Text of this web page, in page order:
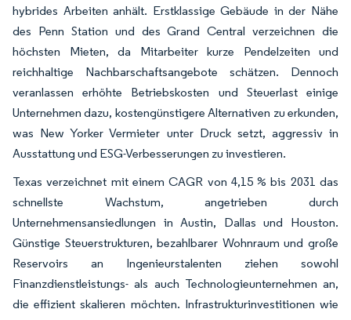
hybrides Arbeiten anhält. Erstklassige Gebäude in der Nähe
des Penn Station und des Grand Central verzeichnen die
höchsten Mieten, da Mitarbeiter kurze Pendelzeiten und
reichhaltige Nachbarschaftsangebote schätzen. Dennoch
veranlassen erhöhte Betriebskosten und Steuerlast einige
Unternehmen dazu, kostengünstigere Alternativen zu erkunden,
was New Yorker Vermieter unter Druck setzt, aggressiv in
Ausstattung und ESG-Verbesserungen zu investieren.
Texas verzeichnet mit einem CAGR von 4,15 % bis 2031 das
schnellste Wachstum, angetrieben durch
Unternehmensansiedlungen in Austin, Dallas und Houston.
Günstige Steuerstrukturen, bezahlbarer Wohnraum und große
Reservoirs an Ingenieurstalenten ziehen sowohl
Finanzdienstleistungs- als auch Technologieunternehmen an,
die effizient skalieren möchten. Infrastrukturinvestitionen wie